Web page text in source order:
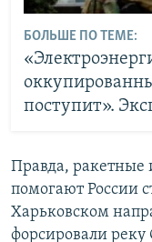
БОЛЬШЕ ПО ТЕМЕ:
поступит».
Правда, ракетные
помогают России
Харьковском
форсировали